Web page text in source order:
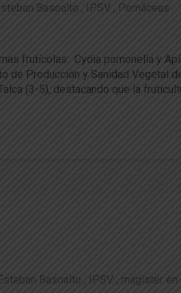
Basoalto IPSV Pomáceas
frutícolas: Cydia pomonella y
de Producción y Sanidad Vegetal
(3-5), destacando que la
Esteban Basoalto IPSV magíster